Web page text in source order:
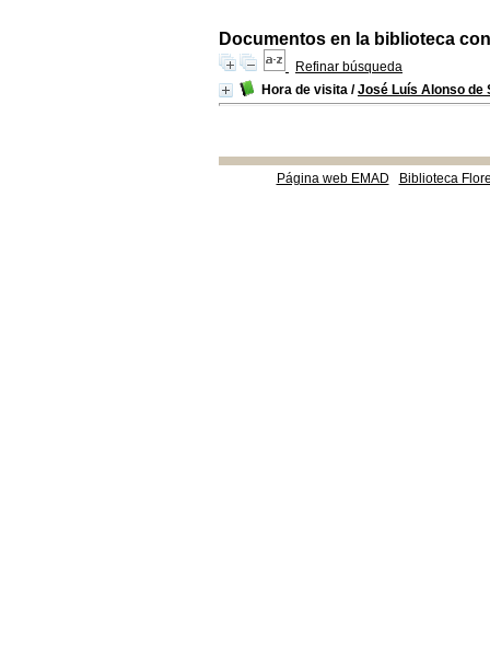
Documentos en la biblioteca
Refinar búsqueda
Hora de visita /José Luís Alonso de
Página web EMAD Biblioteca